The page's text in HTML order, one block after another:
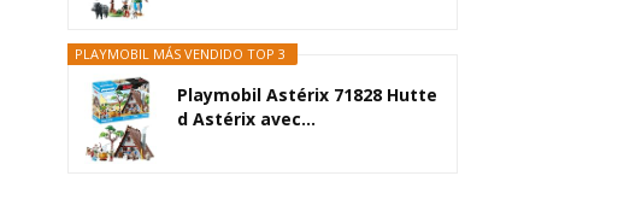
PLAYMOBIL MÁS VENDIDO TOP 3
Playmobil Astérix 71828 Hutte
d Astérix avec...